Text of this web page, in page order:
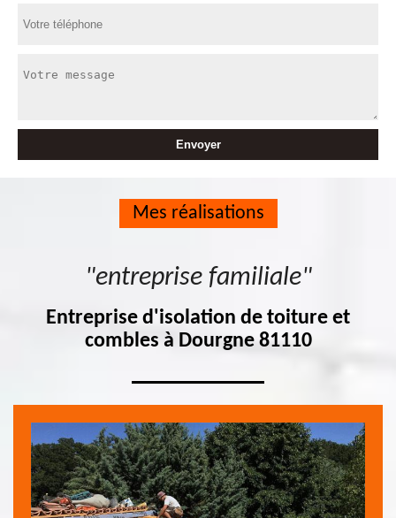
Mes réalisations
"entreprise familiale"
Entreprise d'isolation de toiture et
combles à Dourgne 81110